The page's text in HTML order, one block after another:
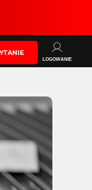
LOGOWANIE